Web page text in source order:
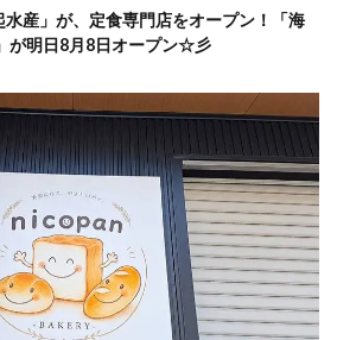
水産」が、定食専門店をオープン！「海
が明日8月8日オープン☆彡